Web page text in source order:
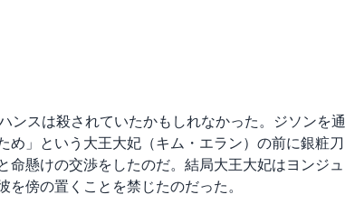
ンスは殺されていたかもしれなかった。ジソンを通
め」という大王大妃（キム・エラン）の前に銀粧刀
懸けの交渉をしたのだ。結局大王大妃はヨンジュ
傍の置くことを禁じたのだった。